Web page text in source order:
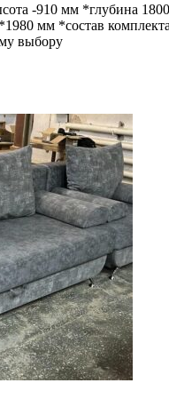
-910 мм *глубина
мм *состав
выбору